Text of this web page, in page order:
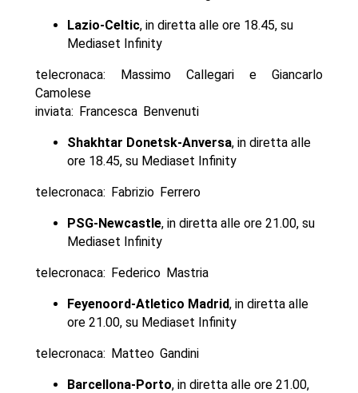
Lazio-Celtic, in diretta alle ore 18.45, su
Mediaset Infinity
telecronaca: Massimo Callegari e Giancarlo
Camolese
inviata: Francesca Benvenuti
Shakhtar Donetsk-Anversa, in diretta alle
ore 18.45, su Mediaset Infinity
telecronaca: Fabrizio Ferrero
PSG-Newcastle, in diretta alle ore 21.00, su
Mediaset Infinity
telecronaca: Federico Mastria
Feyenoord-Atletico Madrid, in diretta alle
ore 21.00, su Mediaset Infinity
telecronaca: Matteo Gandini
Barcellona-Porto, in diretta alle ore 21.00,